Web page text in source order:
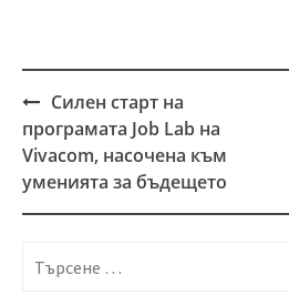
Post
navigation
Силен старт на
програмата Job Lab на
Vivacom, насочена към
уменията за бъдещето
за: